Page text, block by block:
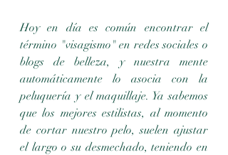
Hoy en día es común encontrar el
término "visagismo" en redes sociales o
blogs de belleza, y nuestra mente
automáticamente lo asocia con la
peluquería y el maquillaje. Ya sabemos
que los mejores estilistas, al momento
de cortar nuestro pelo, suelen ajustar
el largo o su desmechado, teniendo en